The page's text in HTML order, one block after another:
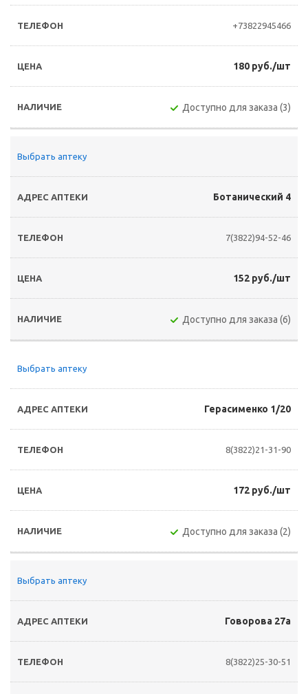
+73822945466
180 руб./шт
Доступно для заказа (3)
Выбрать аптеку
Ботанический 4
7(3822)94-52-46
152 руб./шт
Доступно для заказа (6)
Выбрать аптеку
Герасименко 1/20
8(3822)21-31-90
172 руб./шт
Доступно для заказа (2)
Выбрать аптеку
Говорова 27а
8(3822)25-30-51